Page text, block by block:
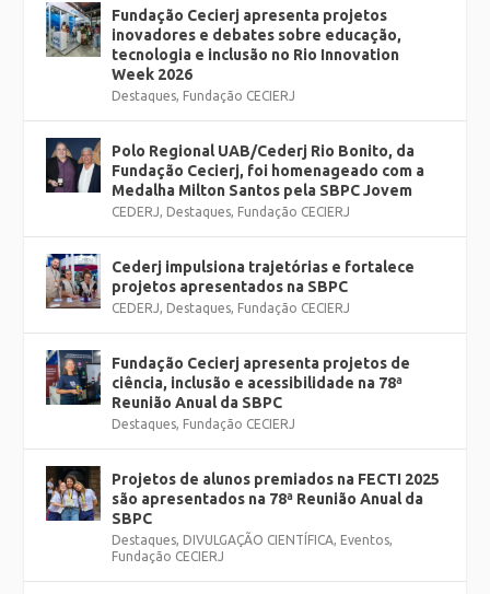
Fundação Cecierj apresenta projetos
inovadores e debates sobre educação,
tecnologia e inclusão no Rio Innovation
Week 2026
Destaques, Fundação CECIERJ
Polo Regional UAB/Cederj Rio Bonito, da
Fundação Cecierj, foi homenageado com a
Medalha Milton Santos pela SBPC Jovem
CEDERJ, Destaques, Fundação CECIERJ
Cederj impulsiona trajetórias e fortalece
projetos apresentados na SBPC
CEDERJ, Destaques, Fundação CECIERJ
Fundação Cecierj apresenta projetos de
ciência, inclusão e acessibilidade na 78ª
Reunião Anual da SBPC
Destaques, Fundação CECIERJ
Projetos de alunos premiados na FECTI 2025
são apresentados na 78ª Reunião Anual da
SBPC
Destaques, DIVULGAÇÃO CIENTÍFICA, Eventos,
Fundação CECIERJ